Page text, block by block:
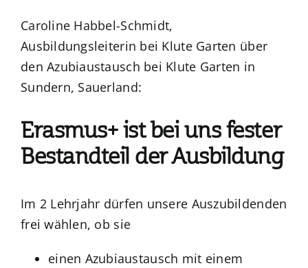
Caroline Habbel-Schmidt,
Ausbildungsleiterin bei Klute Garten über
den Azubiaustausch bei Klute Garten in
Sundern, Sauerland:
Erasmus+ ist bei uns fester
Bestandteil der Ausbildung
Im 2 Lehrjahr dürfen unsere Auszubildenden
frei wählen, ob sie
einen Azubiaustausch mit einem